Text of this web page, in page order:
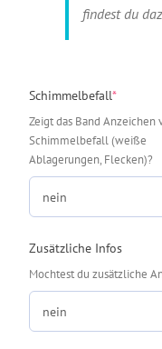
findest du
Schimmelbefall*(required)
Zeigt das Band Anzeichen
Schimmelbefall (weiße
Ablagerungen, Flecken)?
Zusätzliche Infos
Mochtest du zusätzliche